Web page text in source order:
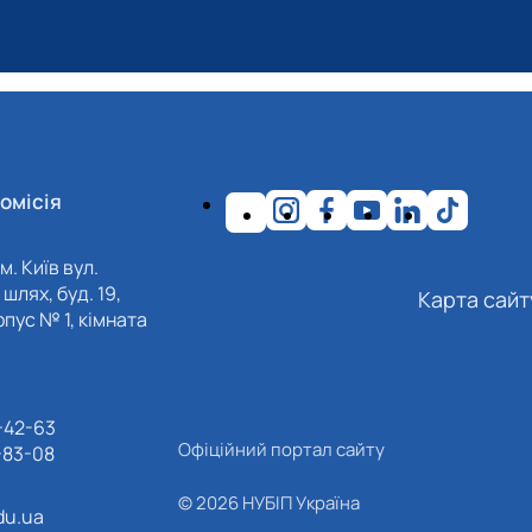
Київ вул.
шлях, буд. 19,
№ 1, кімната
63
08
Карта
Офіційний портал сайту
© 2026 НУБІП Україна